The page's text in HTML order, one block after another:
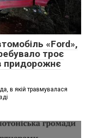
«Ford»,
троє
придорожнє
в якій травмувалася